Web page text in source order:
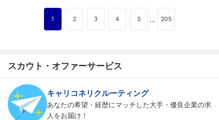
1 2 3 4 5 … 205
スカウト・オファーサービス
キャリコネリクルーティング
あなたの希望・経歴にマッチした大手・優良企業の求
人をお届け！